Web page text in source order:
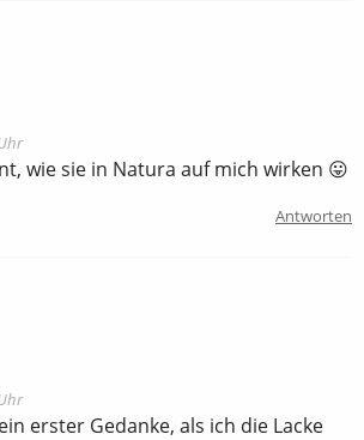
wie sie in Natura auf mich wirken 😛
Antworten
erster Gedanke, als ich die Lacke